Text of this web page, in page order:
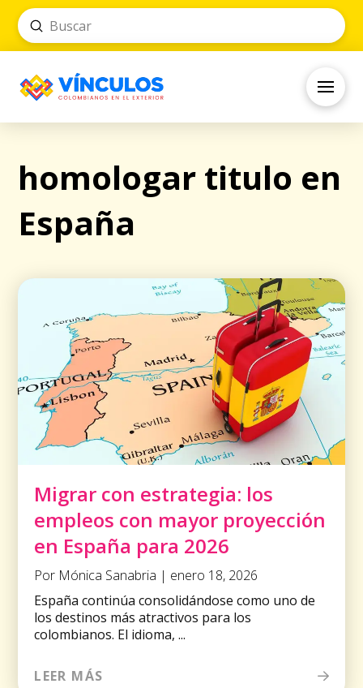
Search
Submit
homologar titulo en
España
Migrar con estrategia: los
empleos con mayor proyección
en España para 2026
Por Mónica Sanabria | enero 18, 2026
España continúa consolidándose como uno de
los destinos más atractivos para los
colombianos. El idioma, ...
LEER MÁS